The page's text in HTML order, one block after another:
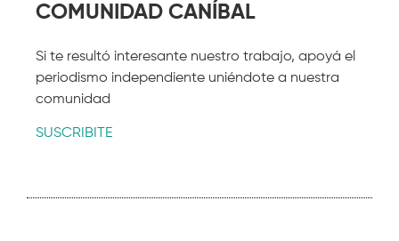
COMUNIDAD CANÍBAL
Si te resultó interesante nuestro trabajo, apoyá el
periodismo independiente uniéndote a nuestra
comunidad
SUSCRIBITE